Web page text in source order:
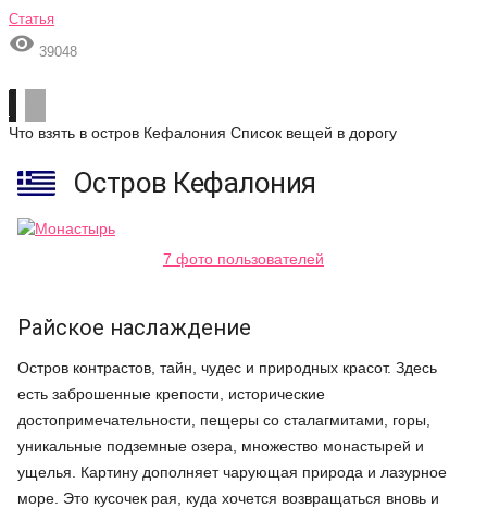
Статья
 39048
Что взять в остров Кефалония Список вещей в дорогу
Остров Кефалония
7 фото пользователей
Райское наслаждение
Остров контрастов, тайн, чудес и природных красот. Здесь
есть заброшенные крепости, исторические
достопримечательности, пещеры со сталагмитами, горы,
уникальные подземные озера, множество монастырей и
ущелья. Картину дополняет чарующая природа и лазурное
море. Это кусочек рая, куда хочется возвращаться вновь и